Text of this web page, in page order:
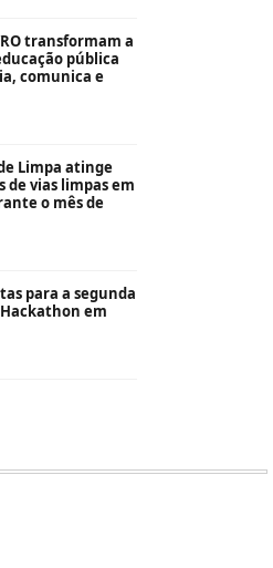
transformam a
pública
comunica e
Limpa atinge
de vias limpas em
o mês de
para a segunda
em